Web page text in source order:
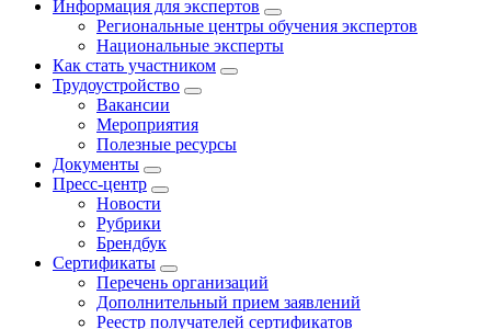
Информация для экспертов
Региональные центры обучения экспертов
Национальные эксперты
Как стать участником
Трудоустройство
Вакансии
Мероприятия
Полезные ресурсы
Документы
Пресс-центр
Новости
Рубрики
Брендбук
Сертификаты
Перечень организаций
Дополнительный прием заявлений
Реестр получателей сертификатов